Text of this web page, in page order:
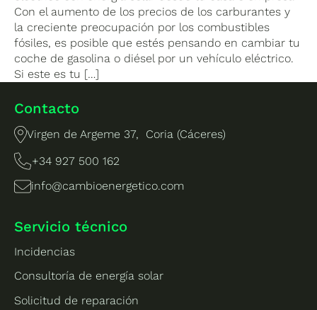
Con el aumento de los precios de los carburantes y
la creciente preocupación por los combustibles
fósiles, es posible que estés pensando en cambiar tu
coche de gasolina o diésel por un vehículo eléctrico.
Si este es tu […]
Contacto
Virgen de Argeme 37, Coria (Cáceres)
+34 927 500 162
info@cambioenergetico.com
Servicio técnico
Incidencias
Consultoría de energía solar
Solicitud de reparación